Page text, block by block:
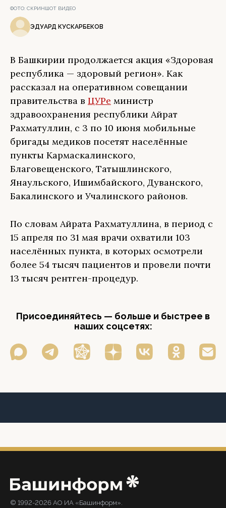
ФОТО: СКРИНШОТ ВИДЕО
ЭДУАРД КУСКАРБЕКОВ
В Башкирии продолжается акция «Здоровая
республика — здоровый регион». Как
рассказал на оперативном совещании
правительства в ЦУРе министр
здравоохранения республики Айрат
Рахматуллин, с 3 по 10 июня мобильные
бригады медиков посетят населённые
пункты Кармаскалинского,
Благовещенского, Татышлинского,
Янаульского, Ишимбайского, Дуванского,
Бакалинского и Учалинского районов.
По словам Айрата Рахматуллина, в период с
15 апреля по 31 мая врачи охватили 103
населённых пункта, в которых осмотрели
более 54 тысяч пациентов и провели почти
13 тысяч рентген-процедур.
Присоединяйтесь — больше и быстрее в
наших соцсетях:
© 1992-2026 АО ИА «Башинформ».